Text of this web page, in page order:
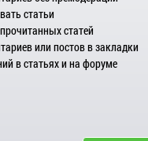
статьи
статей
или постов в закладки
в статьях и на форуме